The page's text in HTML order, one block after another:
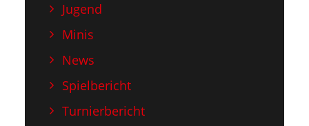
Jugend
Minis
News
Spielbericht
Turnierbericht